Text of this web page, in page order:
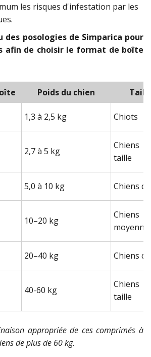
les risques d'infestation par les
des posologies de Simparica pour
afin de choisir le format de boîte
Poids du chien
1,3 à 2,5 kg Chiots
2,7 à 5 kg
Chiens
taille
5,0 à 10 kg Chiens
10–20 kg
moyenne
20–40 kg Chiens
40-60 kg
Chiens
taille
appropriée de ces comprimés à
de plus de 60 kg.